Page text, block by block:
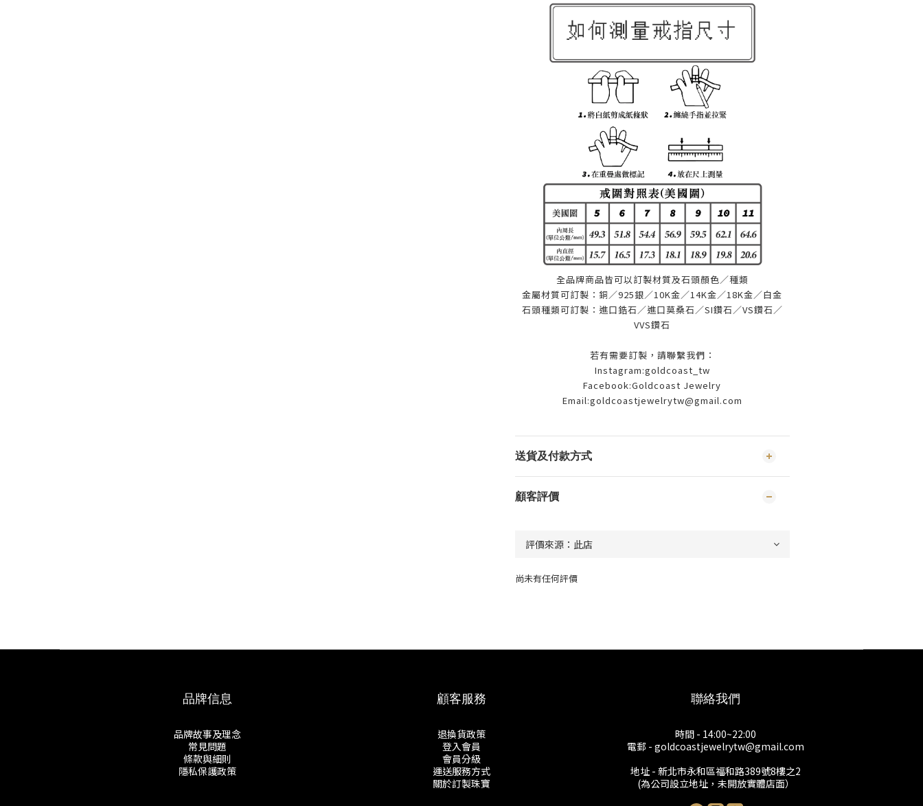
全品牌商品皆可以訂製材質及石頭顏色／種類
金屬材質可訂製：銅／925銀／10K金／14K金／18K金／白金
石頭種類可訂製：進口鋯石／進口莫桑石／SI鑽石／VS鑽石／
VVS鑽石
若有需要訂製，請聯繫我們：
Instagram:goldcoast_tw
Facebook:Goldcoast Jewelry
Email:goldcoastjewelrytw@gmail.com
送貨及付款方式
顧客評價
尚未有任何評價
品牌信息
品牌故事及理念
常見問題
條款與細則
隱私保護政策
顧客服務
退換貨政策
登入會員
會員分級
運送服務方式
關於訂製珠寶
聯絡我們
時間 - 14:00~22:00
電郵 - goldcoastjewelrytw@gmail.com
地址 - 新北市永和區福和路389號8樓之2
(為公司設立地址，未開放實體店面）